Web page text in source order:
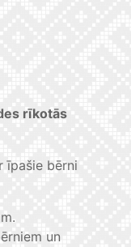
rīkotās
īpašie bērni
un